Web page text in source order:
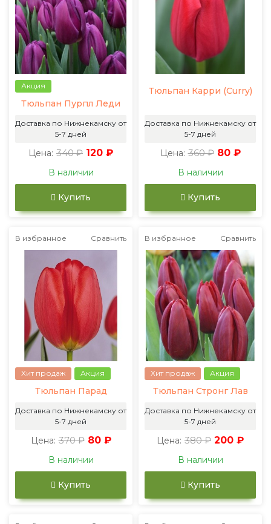
Акция
Тюльпан Пурпл Леди
Доставка по Нижнекамску от
5-7 дней
Цена: 340 ₽ 120 ₽
В наличии
Купить
Тюльпан Карри (Curry)
Доставка по Нижнекамску от
5-7 дней
Цена: 360 ₽ 80 ₽
В наличии
Купить
В избранное Сравнить
Хит продаж Акция
Тюльпан Парад
Доставка по Нижнекамску от
5-7 дней
Цена: 370 ₽ 80 ₽
В наличии
Купить
В избранное Сравнить
Хит продаж Акция
Тюльпан Стронг Лав
Доставка по Нижнекамску от
5-7 дней
Цена: 380 ₽ 200 ₽
В наличии
Купить